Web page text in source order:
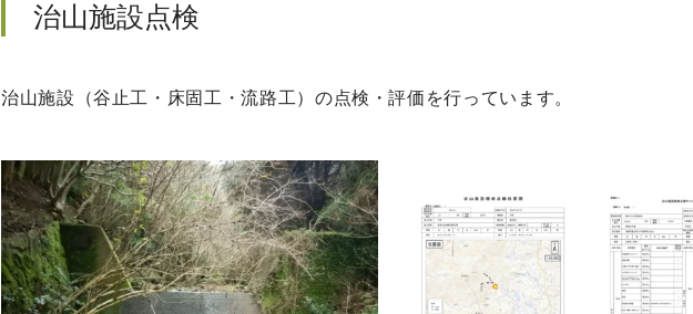
治山施設点検
治山施設（谷止工・床固工・流路工）の点検・評価を行っています。